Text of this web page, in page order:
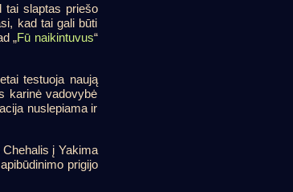
tai slaptas priešo
kad tai gali būti
„Fū naikintuvus“
testuoja naują
karinė vadovybė
nuslepiama ir
į Yakima
prigijo